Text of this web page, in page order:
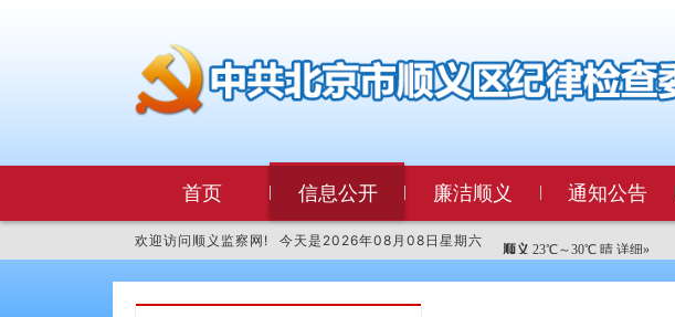
首页 信息公开 廉洁顺义 通知公告
欢迎访问顺义监察网! 今天是 2026年08月08日星期六